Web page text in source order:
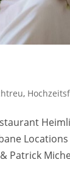
,
Patrick